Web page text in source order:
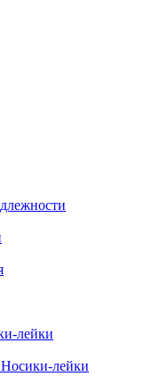
лейки
лейки